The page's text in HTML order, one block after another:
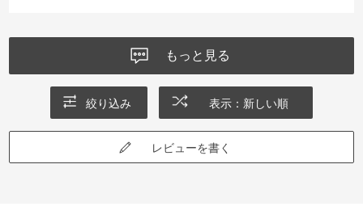
もっと見る
絞り込み 表示：新しい順
レビューを書く